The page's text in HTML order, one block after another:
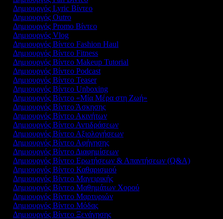
Δημιουργός Lyric Βίντεο
Δημιουργός Outro
Δημιουργός Promo Βίντεο
Δημιουργός Vlog
Δημιουργός Βίντεο Fashion Haul
Δημιουργός Βίντεο Fitness
Δημιουργός Βίντεο Makeup Tutorial
Δημιουργός Βίντεο Podcast
Δημιουργός Βίντεο Teaser
Δημιουργός Βίντεο Unboxing
Δημιουργός Βίντεο «Μία Μέρα στη Ζωή»
Δημιουργός Βίντεο Άσκησης
Δημιουργός Βίντεο Ακινήτων
Δημιουργός Βίντεο Αντιδράσεων
Δημιουργός Βίντεο Αξιολογήσεων
Δημιουργός Βίντεο Αφήγησης
Δημιουργός Βίντεο Διαφημίσεων
Δημιουργός Βίντεο Ερωτήσεων & Απαντήσεων (Q&A)
Δημιουργός Βίντεο Καθαρισμού
Δημιουργός Βίντεο Μαγειρικής
Δημιουργός Βίντεο Μαθημάτων Χορού
Δημιουργός Βίντεο Μαρτυριών
Δημιουργός Βίντεο Μόδας
Δημιουργός Βίντεο Ξενάγησης